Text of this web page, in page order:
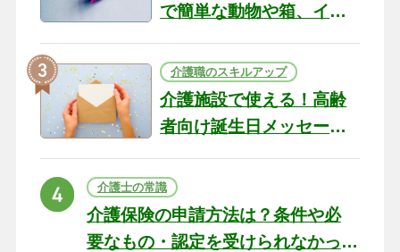
で簡単な動物や箱、イン
介護職のスキルアップ
介護施設で使える！高齢
者向け誕生日メッセージ
ト
介護士の常識
介護保険の申請方法は？条件や必
要なもの・認定を受けられなかっ